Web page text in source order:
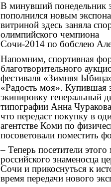
В минувший понедельник
пополнился новым
витриной здесь заняла
олимпийского чемпиона
Сочи-2014 по бобслею
Напомним, спортивная
благотворительного
фестиваля «Зимняя
«Радость моя». Купившая
экипировку генеральный
типографии Анна
что передаст покупку в
агентстве Коми по
посоветовали поместить
– Теперь посетители
российского знаменосца
Сочи и прикоснуться к
время передачи нового